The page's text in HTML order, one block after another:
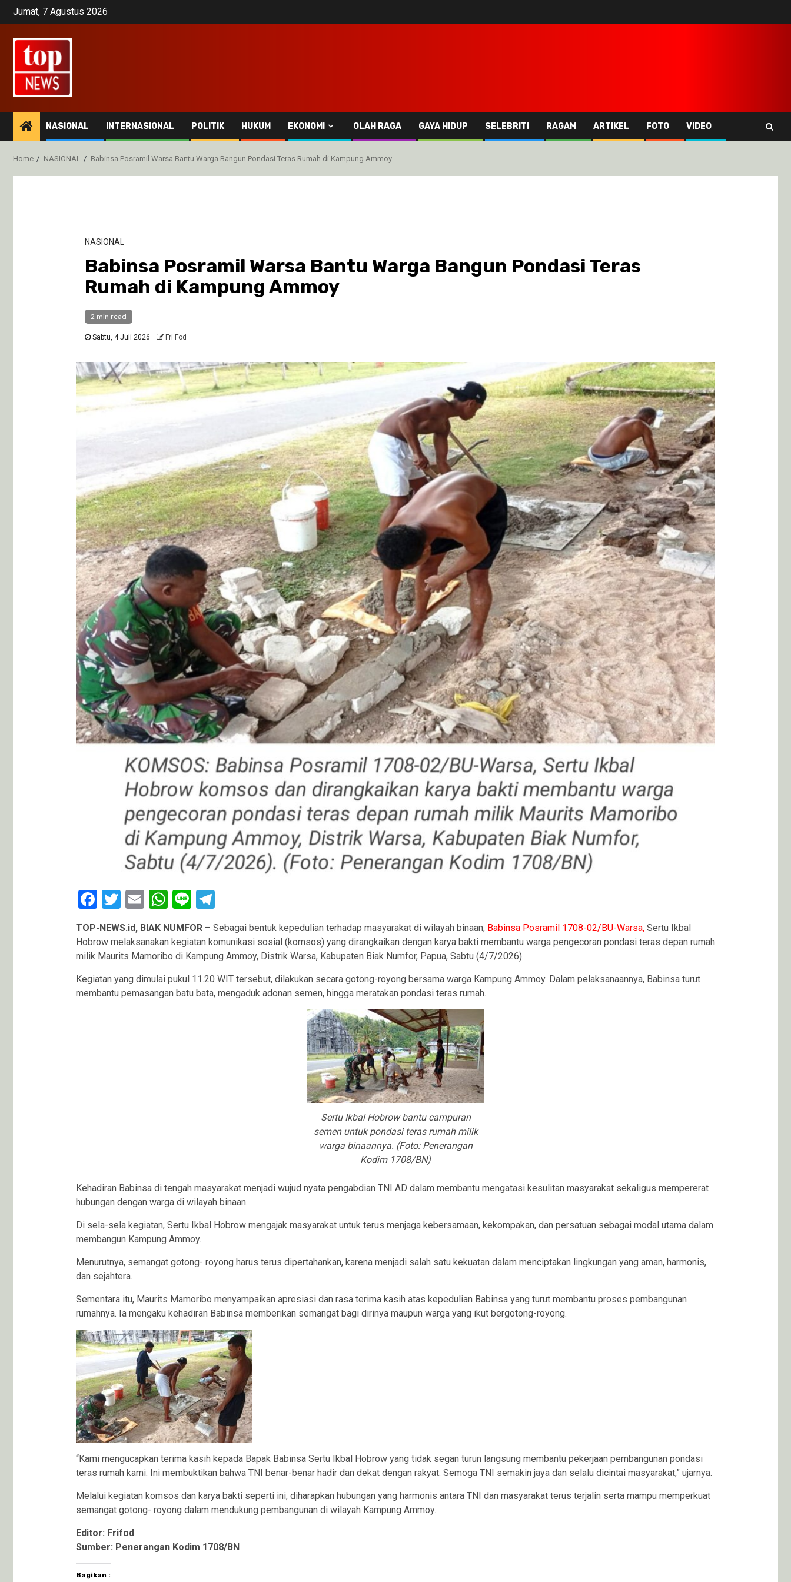
SkipJumat, 7 Agustus 2026
NASIONAL INTERNASIONAL POLITIK HUKUM EKONOMI OLAH RAGA GAYA HIDUP SELEBRITI RAGAM ARTIKEL FOTO VIDEO
Home NASIONAL Babinsa Posramil Warsa Bantu Warga Bangun Pondasi Teras Rumah di Kampung Ammoy
NASIONAL
Babinsa Posramil Warsa Bantu Warga Bangun Pondasi Teras
Rumah di Kampung Ammoy
2 min read
Sabtu, 4 Juli 2026 Fri Fod
Facebook
Twitter
EmailWhatsApp
LineTelegram
TOP-NEWS.id, BIAK NUMFOR– Sebagai bentuk kepedulian terhadap masyarakat di wilayah binaan, Babinsa Posramil 1708-02/BU-Warsa,Sertu Ikbal
Hobrow melaksanakan kegiatan komunikasi sosial (komsos) yang dirangkaikan dengan karya bakti membantu warga pengecoran pondasi teras depan rumah
milik Maurits Mamoribo di Kampung Ammoy, Distrik Warsa, Kabupaten Biak Numfor, Papua, Sabtu (4/7/2026).
Kegiatan yang dimulai pukul 11.20 WIT tersebut, dilakukan secara gotong-royong bersama warga Kampung Ammoy. Dalam pelaksanaannya, Babinsa turut
membantu pemasangan batu bata, mengaduk adonan semen, hingga meratakan pondasi teras rumah.
Sertu Ikbal Hobrow bantu campuran
semen untuk pondasi teras rumah milik
warga binaannya. (Foto: Penerangan
Kodim 1708/BN)
Kehadiran Babinsa di tengah masyarakat menjadi wujud nyata pengabdian TNI AD dalam membantu mengatasi kesulitan masyarakat sekaligus mempererat
hubungan dengan warga di wilayah binaan.
Di sela-sela kegiatan, Sertu Ikbal Hobrow mengajak masyarakat untuk terus menjaga kebersamaan, kekompakan, dan persatuan sebagai modal utama dalam
membangun Kampung Ammoy.
Menurutnya, semangat gotong- royong harus terus dipertahankan, karena menjadi salah satu kekuatan dalam menciptakan lingkungan yang aman, harmonis,
dan sejahtera.
Sementara itu, Maurits Mamoribo menyampaikan apresiasi dan rasa terima kasih atas kepedulian Babinsa yang turut membantu proses pembangunan
rumahnya. Ia mengaku kehadiran Babinsa memberikan semangat bagi dirinya maupun warga yang ikut bergotong-royong.
“Kami mengucapkan terima kasih kepada Bapak Babinsa Sertu Ikbal Hobrow yang tidak segan turun langsung membantu pekerjaan pembangunan pondasi
teras rumah kami. Ini membuktikan bahwa TNI benar-benar hadir dan dekat dengan rakyat. Semoga TNI semakin jaya dan selalu dicintai masyarakat,” ujarnya.
Melalui kegiatan komsos dan karya bakti seperti ini, diharapkan hubungan yang harmonis antara TNI dan masyarakat terus terjalin serta mampu memperkuat
semangat gotong- royong dalam mendukung pembangunan di wilayah Kampung Ammoy.
Editor: Frifod
Sumber: Penerangan Kodim 1708/BN
Bagikan :